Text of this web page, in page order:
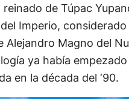
de Túpac
Imperio,
Alejandro Magno del
ya había
en la década del ‘90.